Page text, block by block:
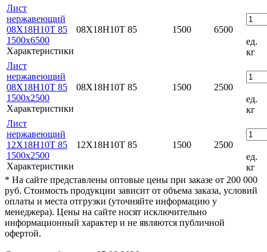
Лист
нержавеющий
08Х18Н10Т 85
1500x6500
Характеристики
08Х18Н10Т 85 1500
6500
ед.
кг
Лист
нержавеющий
08Х18Н10Т 85
1500x2500
Характеристики
08Х18Н10Т 85 1500
2500
ед.
кг
Лист
нержавеющий
12Х18Н10Т 85
1500x2500
Характеристики
12Х18Н10Т 85 1500
2500
ед.
кг
* На сайте представлены оптовые цены при заказе от 200 000
руб. Стоимость продукции зависит от объема заказа, условий
оплаты и места отгрузки (уточняйте информацию у
менеджера). Цены на сайте носят исключительно
информационный характер и не являются публичной
офертой.